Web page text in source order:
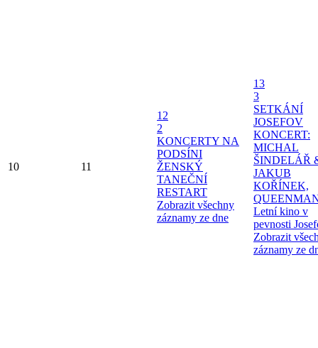
10 11
12
2
KONCERTY NA
PODSÍNI
ŽENSKÝ
TANEČNÍ
RESTART
Zobrazit všechny
záznamy ze dne
13
3
SETKÁNÍ
JOSEFOV
KONCERT:
MICHAL
ŠINDELÁŘ
JAKUB
KOŘÍNEK,
Letní kino v
pevnosti
Zobrazit
záznamy ze